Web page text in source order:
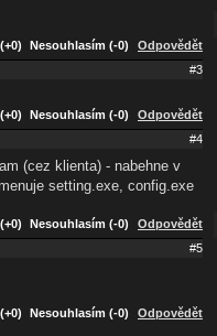
Nesouhlasím (-0) Odpovědět
#3
Nesouhlasím (-0) Odpovědět
#4
(cez klienta) - nabehne v
setting.exe, config.exe
Nesouhlasím (-0) Odpovědět
#5
Nesouhlasím (-0) Odpovědět